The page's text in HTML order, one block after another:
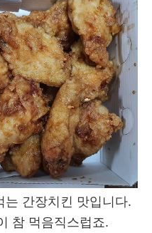
는 간장치킨 맛입니다.
참 먹음직스럽죠.